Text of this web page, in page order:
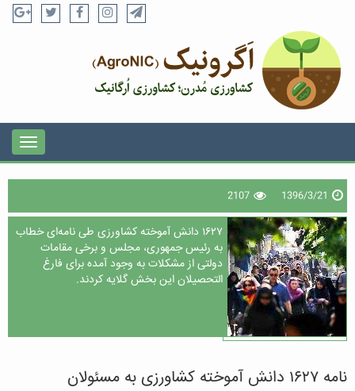
1396/3/21
2107
۱۶۲۷ دانش آموخته کشاورزی طی نامه‌ای خطاب
به رئیس جمهوری، مجلس و برخی مقامات
دولتی از مشکلات به وجود آمده برای فارغ
التحصیلان این بخش گلایه کردند.
نامه ۱۶۲۷ دانش آموخته کشاورزی به مسئولان